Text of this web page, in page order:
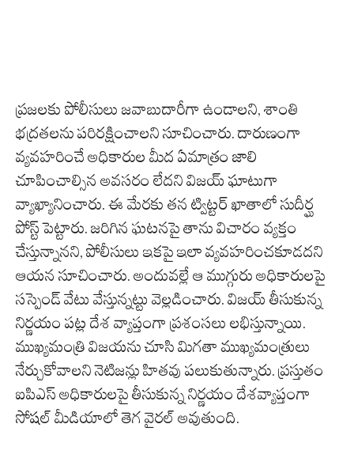
ప్రజలకు పోలీసులు జవాబుదారీగా ఉండాలని, శాంతి
భద్రతలను పరిరక్షించాలని సూచించారు. దారుణంగా
వ్యవహరించే అధికారుల మీద ఏమాత్రం జాలి
చూపించాల్సిన అవసరం లేదని విజయ్ ఘాటుగా
వ్యాఖ్యానించారు. ఈ మేరకు తన ట్విట్టర్ ఖాతాలో సుదీర్ఘ
పోస్ట్ పెట్టారు. జరిగిన ఘటనపై తాను విచారం వ్యక్తం
చేస్తున్నానని, పోలీసులు ఇకపై ఇలా వ్యవహరించకూడదని
ఆయన సూచించారు. అందువల్లే ఆ ముగ్గురు అధికారులపై
సస్పెండ్ వేటు వేస్తున్నట్టు వెల్లడించారు. విజయ్ తీసుకున్న
నిర్ణయం పట్ల దేశ వ్యాప్తంగా ప్రశంసలు లభిస్తున్నాయి.
ముఖ్యమంత్రి విజయను చూసి మిగతా ముఖ్యమంత్రులు
నేర్చుకోవాలని నెటిజన్లు హితవు పలుకుతున్నారు. ప్రస్తుతం
ఐపిఎస్ అధికారులపై తీసుకున్న నిర్ణయం దేశవ్యాప్తంగా
సోషల్ మీడియాలో తెగ వైరల్ అవుతుంది.